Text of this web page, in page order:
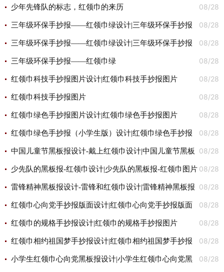
08/28
少年先锋队的标志，红领巾的来历
08/28
三年级环保手抄报——红领巾绿设计|三年级环保手抄报
——红领巾绿图片 08/28
三年级环保手抄报——红领巾绿设计|三年级环保手抄报
——红领巾绿图片 08/28
三年级环保手抄报——红领巾绿
08/28
红领巾科技手抄报图片设计|红领巾科技手抄报图片
08/28
红领巾科技手抄报图片
08/28
红领巾绿色手抄报图片设计|红领巾绿色手抄报图片
08/28
红领巾绿色手抄报（小学生版）设计|红领巾绿色手抄报
（小学生版）图片 08/28
中国儿童节黑板报设计-戴上红领巾设计|中国儿童节黑板
报设计-戴上红领巾图片 08/28
少先队的黑板报-红领巾设计|少先队的黑板报-红领巾图片
08/28
雷锋精神黑板报设计-雷锋和红领巾设计|雷锋精神黑板报
设计-雷锋和红领巾图片 08/28
红领巾心向党手抄报版面设计|红领巾心向党手抄报版面
设计图片 08/28
红领巾的规格手抄报设计|红领巾的规格手抄报图片
08/28
红领巾相约祖国梦手抄报设计|红领巾相约祖国梦手抄报
图片 08/28
小学生红领巾心向党黑板报设计|小学生红领巾心向党黑